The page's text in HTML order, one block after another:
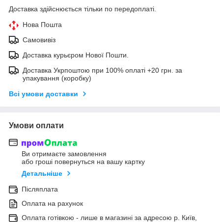
Доставка здійснюється тільки по передоплаті.
Нова Пошта
Самовивіз
Доставка курьєром Нової Пошти.
Доставка Укрпоштою при 100% оплаті +20 грн. за
упакування (коробку)
Всі умови доставки
Умови оплати
Ви отримаєте замовлення
або гроші повернуться на вашу картку
Детальніше
Післяплата
Оплата на рахунок
Оплата готівкою - лише в магазині за адресою р. Київ,